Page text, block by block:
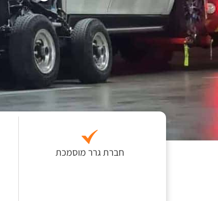
חברת גרר מוסמכת